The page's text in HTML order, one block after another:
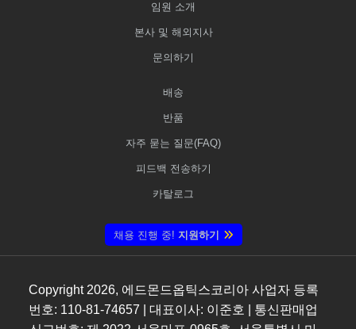
임원 소개
본사 및 해외지사
문의하기
배송
반품
자주 묻는 질문(FAQ)
피드백 전송하기
카탈로그
채용 진행 중! 지원하기
Copyright 2026, 에드몬드옵틱스코리아 사업자 등록
번호: 110-81-74657 | 대표이사: 이준호 | 통신판매업